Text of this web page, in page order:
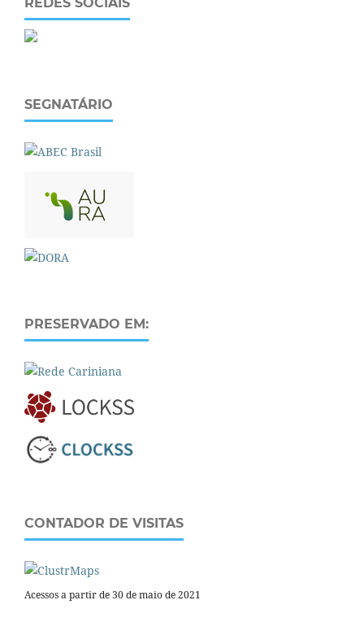
SEGNATÁRIO
PRESERVADO EM:
CONTADOR DE VISITAS
Acessos a partir de 30 de maio de 2021